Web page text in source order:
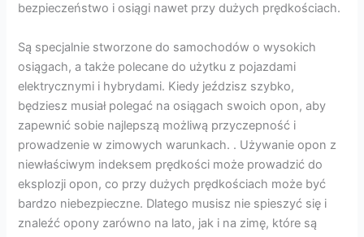
bezpieczeństwo i osiągi nawet przy dużych prędkościach.
Są specjalnie stworzone do samochodów o wysokich
osiągach, a także polecane do użytku z pojazdami
elektrycznymi i hybrydami. Kiedy jeździsz szybko,
będziesz musiał polegać na osiągach swoich opon, aby
zapewnić sobie najlepszą możliwą przyczepność i
prowadzenie w zimowych warunkach. . Używanie opon z
niewłaściwym indeksem prędkości może prowadzić do
eksplozji opon, co przy dużych prędkościach może być
bardzo niebezpieczne. Dlatego musisz nie spieszyć się i
znaleźć opony zarówno na lato, jak i na zimę, które są